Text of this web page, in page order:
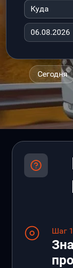
Куда
Сегодня
Шаг 1